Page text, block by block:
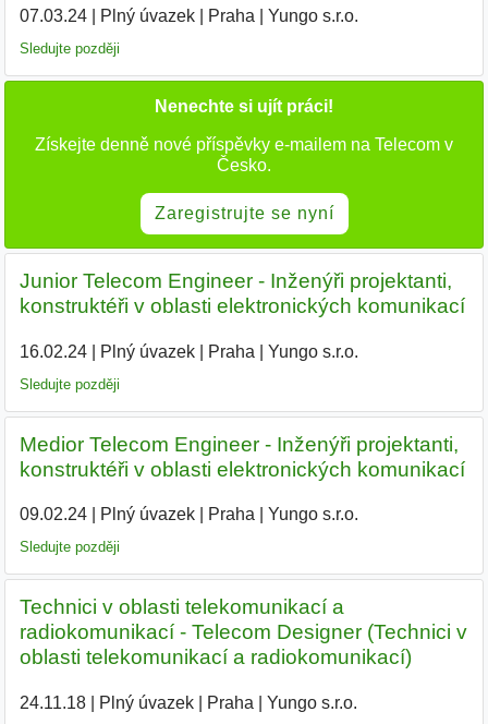
07.03.24| Plný úvazek| Praha Yungo s.r.o.
Sledujte později
Nenechte si ujít práci!
Získejte denně nové příspěvky e-mailem na Telecom v
Česko.
Zaregistrujte se nyní
Junior Telecom Engineer - Inženýři projektanti,
konstruktéři v oblasti elektronických komunikací
16.02.24| Plný úvazek| Praha Yungo s.r.o.
Sledujte později
Medior Telecom Engineer - Inženýři projektanti,
konstruktéři v oblasti elektronických komunikací
09.02.24| Plný úvazek| Praha Yungo s.r.o.
Sledujte později
Technici v oblasti telekomunikací a
radiokomunikací - Telecom Designer (Technici v
oblasti telekomunikací a radiokomunikací)
24.11.18| Plný úvazek| Praha Yungo s.r.o.